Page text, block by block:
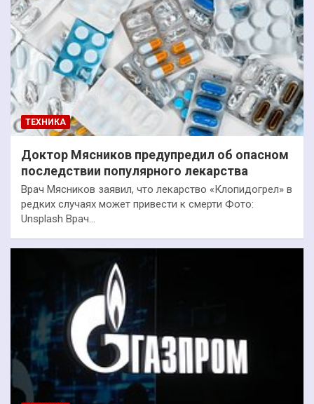
ТЕХНИКА
Доктор Мясников предупредил об опасном
последствии популярного лекарства
Врач Мясников заявил, что лекарство «Клопидогрел» в
редких случаях может привести к смерти Фото:
Unsplash Врач…